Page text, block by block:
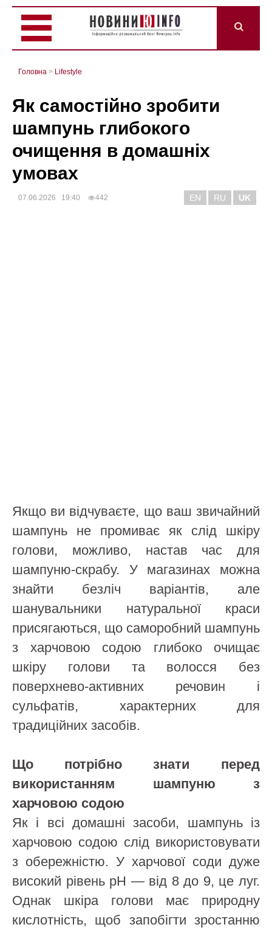
Головна > Lifestyle
Як самостійно зробити
шампунь глибокого
очищення в домашніх
умовах
07.06.2026 19:40 442 EN RU UK
Якщо ви відчуваєте, що ваш звичайний
шампунь не промиває як слід шкіру
голови, можливо, настав час для
шампуню-скрабу. У магазинах можна
знайти безліч варіантів, але
шанувальники натуральної краси
присягаються, що саморобний шампунь
з харчовою содою глибоко очищає
шкіру голови та волосся без
поверхнево-активних речовин і
сульфатів, характерних для
традиційних засобів.
Що потрібно знати перед
використанням шампуню з
харчовою содою
Як і всі домашні засоби, шампунь із
харчовою содою слід використовувати
з обережністю. У харчової соди дуже
високий рівень pH — від 8 до 9, це луг.
Однак шкіра голови має природну
кислотність, щоб запобігти зростанню